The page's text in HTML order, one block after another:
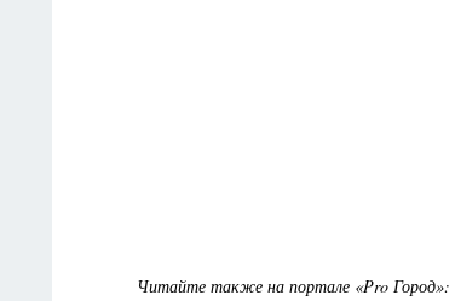
Читайте также на портале «Pro Город»: